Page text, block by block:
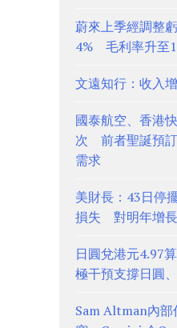
蔚來上季經調整
4% 毛利率升至
文遠知行：收入
國泰航空、香港
次 前者聖誕預
需求
美財長：43日停
損失 對明年增
日圓兌港元4.97
極干預支撐日圓
Sam Altman內